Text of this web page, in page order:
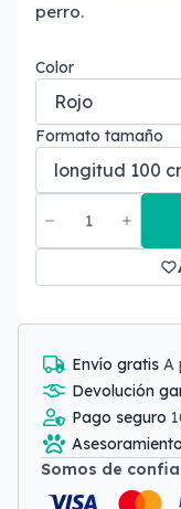
perro.
Color
Formato tamaño
Envío gratis A
Devolución
Pago seguro
Somos de